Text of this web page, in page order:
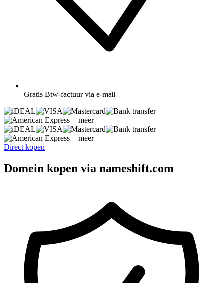
Gratis Btw-factuur via e-mail
+ meer
+ meer
Direct kopen
Domein kopen via nameshift.com